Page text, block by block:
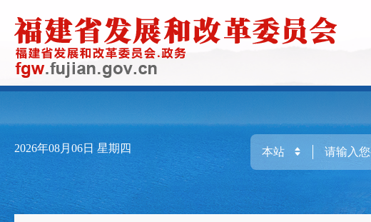
2026年08月06日 星期四